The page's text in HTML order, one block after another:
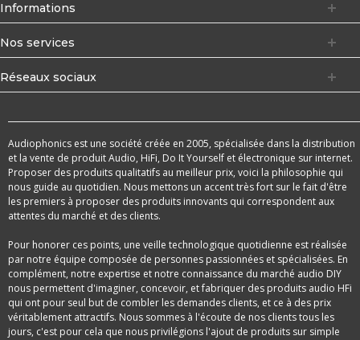
Informations
Nos services
Réseaux sociaux
Audiophonics est une société créée en 2005, spécialisée dans la distribution
et la vente de produit Audio, HiFi, Do It Yourself et électronique sur internet.
Proposer des produits qualitatifs au meilleur prix, voici la philosophie qui
nous guide au quotidien. Nous mettons un accent très fort sur le fait d'être
les premiers à proposer des produits innovants qui correspondent aux
attentes du marché et des clients.
Pour honorer ces points, une veille technologique quotidienne est réalisée
par notre équipe composée de personnes passionnées et spécialisées. En
complément, notre expertise et notre connaissance du marché audio DIY
nous permettent d'imaginer, concevoir, et fabriquer des produits audio HFi
qui ont pour seul but de combler les demandes clients, et ce à des prix
véritablement attractifs. Nous sommes à l'écoute de nos clients tous les
jours, c'est pour cela que nous privilégions l'ajout de produits sur simple